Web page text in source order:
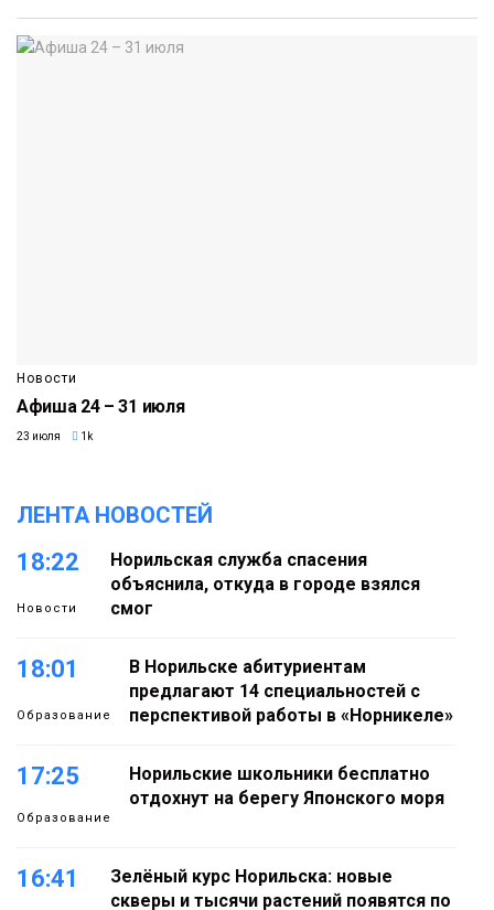
Новости
Афиша 24 – 31 июля
23 июля 1k
ЛЕНТА НОВОСТЕЙ
18:22
Новости
Норильская служба спасения
объяснила, откуда в городе взялся
смог
18:01
Образование
В Норильске абитуриентам
предлагают 14 специальностей с
перспективой работы в «Норникеле»
17:25
Образование
Норильские школьники бесплатно
отдохнут на берегу Японского моря
16:41
Зелёный курс Норильска: новые
скверы и тысячи растений появятся по